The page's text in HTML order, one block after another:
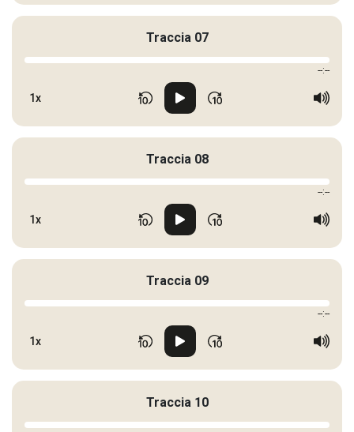
Traccia 07
--:--
1x
Traccia 08
--:--
1x
Traccia 09
--:--
1x
Traccia 10